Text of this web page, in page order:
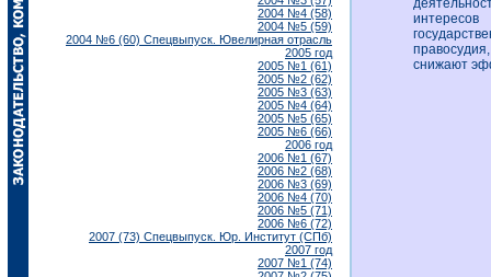
2004 №4 (58)
2004 №5 (59)
2004 №6 (60) Спецвыпуск. Ювелирная отрасль
2005 год
2005 №1 (61)
2005 №2 (62)
2005 №3 (63)
2005 №4 (64)
2005 №5 (65)
2005 №6 (66)
2006 год
2006 №1 (67)
2006 №2 (68)
2006 №3 (69)
2006 №4 (70)
2006 №5 (71)
2006 №6 (72)
2007 (73) Спецвыпуск. Юр. Институт (СПб)
2007 год
2007 №1 (74)
снижают